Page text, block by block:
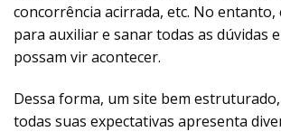
concorrência acirrada, etc. No entanto,
para auxiliar e sanar todas as dúvidas
possam vir acontecer.
Dessa forma, um site bem
todas suas expectativas apresenta